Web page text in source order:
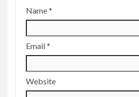
Name*
Email*
Website